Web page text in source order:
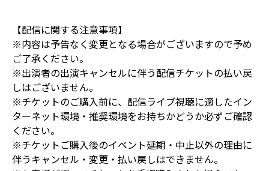
【配信に関する注意事項】
※内容は予告なく変更となる場合がございますので予め
ご了承ください。
※出演者の出演キャンセルに伴う配信チケットの払い戻
しはございません。
※チケットのご購入前に、配信ライブ視聴に適したイン
ターネット環境・推奨環境をお持ちかどうか必ずご確認
ください。
※チケットご購入後のイベント延期・中止以外の理由に
伴うキャンセル・変更・払い戻しはできません。